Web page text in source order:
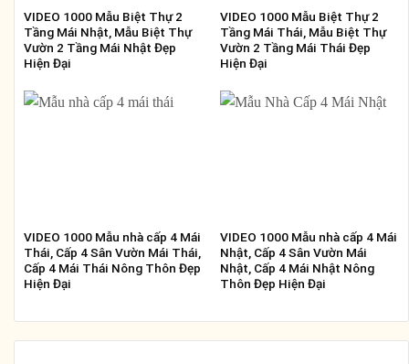
VIDEO 1000 Mẫu Biệt Thự 2
Tầng Mái Nhật, Mẫu Biệt Thự
Vườn 2 Tầng Mái Nhật Đẹp
Hiện Đại
VIDEO 1000 Mẫu Biệt Thự 2
Tầng Mái Thái, Mẫu Biệt Thự
Vườn 2 Tầng Mái Thái Đẹp
Hiện Đại
VIDEO 1000 Mẫu nhà cấp 4 Mái
Thái, Cấp 4 Sân Vườn Mái Thái,
Cấp 4 Mái Thái Nông Thôn Đẹp
Hiện Đại
VIDEO 1000 Mẫu nhà cấp 4 Mái
Nhật, Cấp 4 Sân Vườn Mái
Nhật, Cấp 4 Mái Nhật Nông
Thôn Đẹp Hiện Đại